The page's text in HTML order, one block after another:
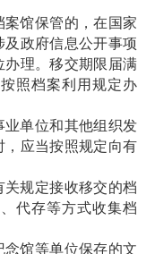
馆保管的，在国家
政府信息公开事项
办理。移交期限届满
照档案利用规定办
单位和其他组织发
，应当按照规定向有
规定接收移交的档
代存等方式收集档
馆等单位保存的文